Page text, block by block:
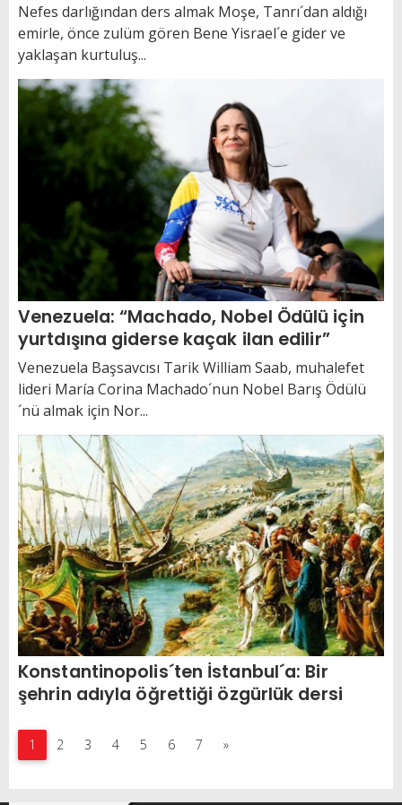
Nefes darlığından ders almak Moşe, Tanrı´dan aldığı
emirle, önce zulüm gören Bene Yisrael´e gider ve
yaklaşan kurtuluş...
Venezuela: “Machado, Nobel Ödülü için
yurtdışına giderse kaçak ilan edilir”
Venezuela Başsavcısı Tarik William Saab, muhalefet
lideri María Corina Machado´nun Nobel Barış Ödülü
´nü almak için Nor...
Konstantinopolis´ten İstanbul´a: Bir
şehrin adıyla öğrettiği özgürlük dersi
1 2 3 4 5 6 7 »